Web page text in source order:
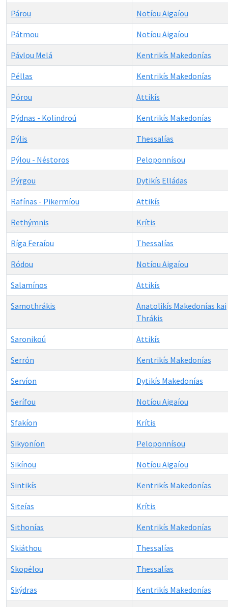
Párou Notíou Aigaíou
Pátmou Notíou Aigaíou
Pávlou Melá Kentrikís Makedonías
Péllas Kentrikís Makedonías
Pórou Attikís
Pýdnas - Kolindroú Kentrikís Makedonías
Pýlis Thessalías
Pýlou - Néstoros Peloponnísou
Pýrgou Dytikís Elládas
Rafínas - Pikermíou Attikís
Rethýmnis Krítis
Ríga Feraíou Thessalías
Ródou Notíou Aigaíou
Salamínos Attikís
Samothrákis
Anatolikís Makedonías kai
Thrákis
Saronikoú Attikís
Serrón Kentrikís Makedonías
Servíon Dytikís Makedonías
Serífou Notíou Aigaíou
Sfakíon Krítis
Sikyoníon Peloponnísou
Sikínou Notíou Aigaíou
Sintikís Kentrikís Makedonías
Siteías Krítis
Sithonías Kentrikís Makedonías
Skiáthou Thessalías
Skopélou Thessalías
Skýdras Kentrikís Makedonías